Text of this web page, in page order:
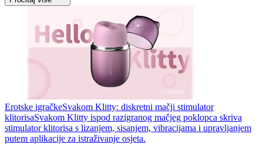
Erotske igračkeSvakom Klitty: diskretni mačji stimulator
klitorisaSvakom Klitty ispod razigranog mačjeg poklopca skriva
stimulator klitorisa s lizanjem, sisanjem, vibracijama i upravljanjem
putem aplikacije za istraživanje osjeta.